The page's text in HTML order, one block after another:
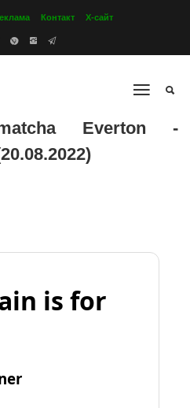
Контакт Х-сайт
Everton -